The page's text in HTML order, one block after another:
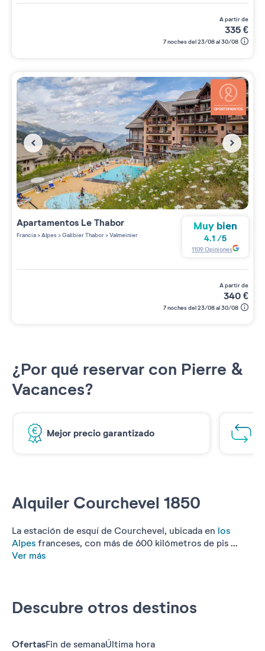
Alquiler Courchevel 1850
La estación de esquí de Courchevel, ubicada en los
Alpes franceses, con más de 600 kilómetros de pis ...
Ver más
a partir de
335€
7 noches del 23/08 al 30/08
Apartamentos Le Thabor
Francia>Alpes>Galibier Thabor>Valmeinier
Muy bien
4.1 /5
1109Opiniones
a partir de
340€
7 noches del 23/08 al 30/08
¿Por qué reservar con Pierre &
Vacances?
Mejor precio garantizado
Descubre otros destinos
OfertasFin de semanaÚltima hora